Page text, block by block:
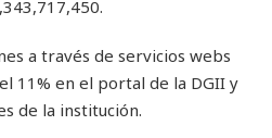
a través de servicios webs
11% en el portal de la DGII y
de la institución.